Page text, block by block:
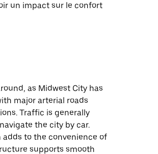
un impact sur le confort
as Midwest City has
major arterial roads
Traffic is generally
the city by car.
adds to the convenience of
supports smooth